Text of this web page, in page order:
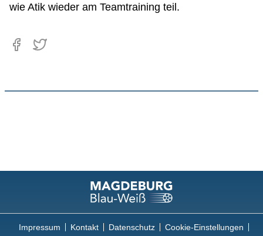
wie Atik wieder am Teamtraining teil.
Impressum Kontakt Datenschutz Cookie-Einstellungen